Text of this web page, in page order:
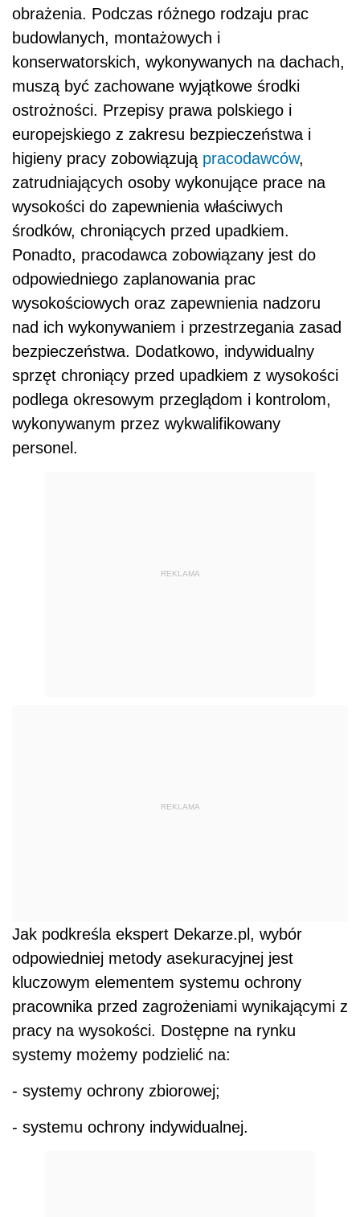
obrażenia. Podczas różnego rodzaju prac
budowlanych, montażowych i
konserwatorskich, wykonywanych na dachach,
muszą być zachowane wyjątkowe środki
ostrożności. Przepisy prawa polskiego i
europejskiego z zakresu bezpieczeństwa i
higieny pracy zobowiązują pracodawców,
zatrudniających osoby wykonujące prace na
wysokości do zapewnienia właściwych
środków, chroniących przed upadkiem.
Ponadto, pracodawca zobowiązany jest do
odpowiedniego zaplanowania prac
wysokościowych oraz zapewnienia nadzoru
nad ich wykonywaniem i przestrzegania zasad
bezpieczeństwa. Dodatkowo, indywidualny
sprzęt chroniący przed upadkiem z wysokości
podlega okresowym przeglądom i kontrolom,
wykonywanym przez wykwalifikowany
personel.
REKLAMA
REKLAMA
Jak podkreśla ekspert Dekarze.pl, wybór
odpowiedniej metody asekuracyjnej jest
kluczowym elementem systemu ochrony
pracownika przed zagrożeniami wynikającymi z
pracy na wysokości. Dostępne na rynku
systemy możemy podzielić na:
- systemy ochrony zbiorowej;
- systemu ochrony indywidualnej.